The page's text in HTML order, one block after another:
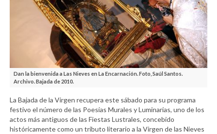
Dan la bienvenida a Las Nieves en La Encarnación. Foto, Saúl Santos.
Archivo. Bajada de 2010.
La Bajada de la Virgen recupera este sábado para su programa
festivo el número de las Poesías Murales y Luminarias, uno de los
actos más antiguos de las Fiestas Lustrales, concebido
históricamente como un tributo literario a la Virgen de las Nieves